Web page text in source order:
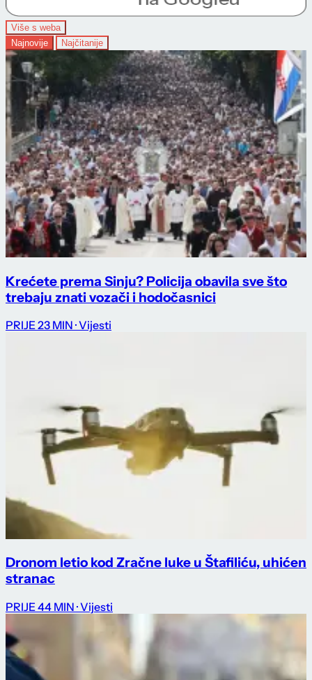
Više s weba
Najnovije
Najčitanije
Krećete prema Sinju? Policija obavila sve što
trebaju znati vozači i hodočasnici
PRIJE 23 MIN · Vijesti
Dronom letio kod Zračne luke u Štafiliću, uhićen
stranac
PRIJE 44 MIN · Vijesti